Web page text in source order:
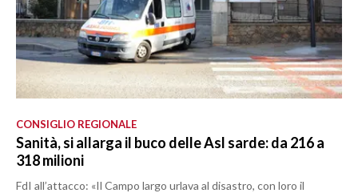
CONSIGLIO REGIONALE
Sanità, si allarga il buco delle Asl sarde: da 216 a
318 milioni
FdI all’attacco: «Il Campo largo urlava al disastro, con loro il